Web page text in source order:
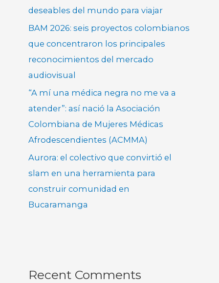
deseables del mundo para viajar
BAM 2026: seis proyectos colombianos
que concentraron los principales
reconocimientos del mercado
audiovisual
“A mí una médica negra no me va a
atender”: así nació la Asociación
Colombiana de Mujeres Médicas
Afrodescendientes (ACMMA)
Aurora: el colectivo que convirtió el
slam en una herramienta para
construir comunidad en
Bucaramanga
Recent Comments